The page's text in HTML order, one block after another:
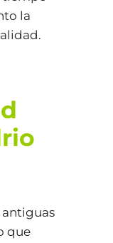
la
antiguas
que